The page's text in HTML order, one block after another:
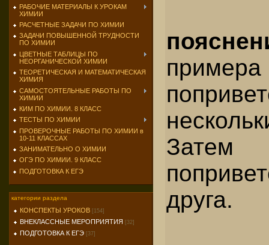
РАБОЧИЕ МАТЕРИАЛЫ К УРОКАМ
ХИМИИ
РАСЧЕТНЫЕ ЗАДАЧИ ПО ХИМИИ
ЗАДАЧИ ПОВЫШЕННОЙ ТРУДНОСТИ
ПО ХИМИИ
ЦВЕТНЫЕ ТАБЛИЦЫ ПО
НЕОРГАНИЧЕСКОЙ ХИМИИ
ТЕОРЕТИЧЕСКАЯ И МАТЕМАТИЧЕСКАЯ
ХИМИЯ
САМОСТОЯТЕЛЬНЫЕ РАБОТЫ ПО
ХИМИИ
КИМ ПО ХИМИИ. 8 КЛАСС
ТЕСТЫ ПО ХИМИИ
ПРОВЕРОЧНЫЕ РАБОТЫ ПО ХИМИИ в
10-11 КЛАССАХ
ЗАНИМАТЕЛЬНО О ХИМИИ
ОГЭ ПО ХИМИИ. 9 КЛАСС
ПОДГОТОВКА К ЕГЭ
категории раздела
КОНСПЕКТЫ УРОКОВ [154]
ВНЕКЛАССНЫЕ МЕРОПРИЯТИЯ [32]
ПОДГОТОВКА К ЕГЭ [37]
друга.